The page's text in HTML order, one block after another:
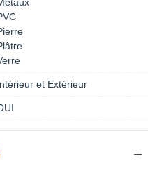
et Extérieur